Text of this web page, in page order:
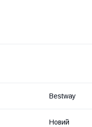
Bestway
Новий